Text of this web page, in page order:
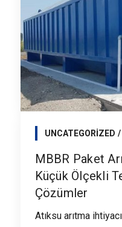
UNCATEGORIZED
MBBR Paket
Küçük Ölçekli
Çözümler
Atıksu arıtma